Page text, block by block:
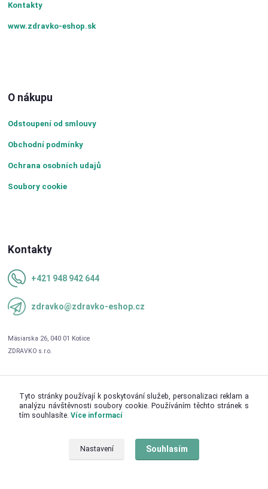
Kontakty
www.zdravko-eshop.sk
O nákupu
Odstoupení od smlouvy
Obchodní podmínky
Ochrana osobních udajů
Soubory cookie
Kontakty
+421 948 942 644
zdravko@zdravko-eshop.cz
Upravit sběr cookies.
Tyto stránky používají k poskytování služeb, personalizaci reklam a
analýzu návštěvnosti soubory cookie. Používáním těchto stránek s
tím souhlasíte. Více informací
Nastavení Souhlasím